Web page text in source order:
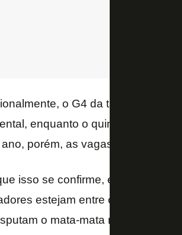
o G4 da tabela
enquanto o quinto e o sexto
porém, as vagas podem ir até
isso se confirme, é preciso que
estejam entre os seis
o mata-mata nacional,